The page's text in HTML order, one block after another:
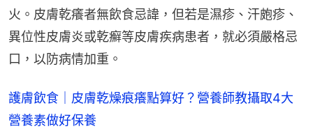
火。皮膚乾癢者無飲食忌諱，但若是濕疹、汗皰疹、
異位性皮膚炎或乾癬等皮膚疾病患者，就必須嚴格忌
口，以防病情加重。
護膚飲食｜皮膚乾燥痕癢點算好？營養師教攝取4大
營養素做好保養